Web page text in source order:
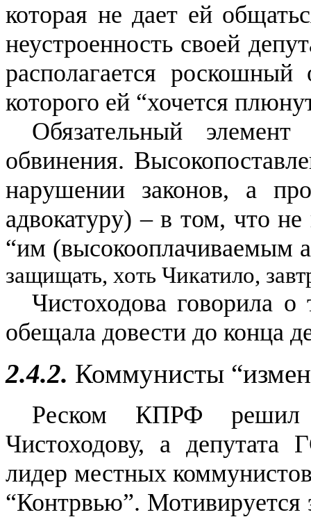
которая не дает ей
неустроенность своей
располагается
которого ей “хочется
Обязательный
обвинения.
нарушении законов, а
адвокатуру) – в том, что
“им (высокооплачиваемым
защищать, хоть Чикатило,
Чистоходова говорила
обещала довести до конца
2.4.2. Коммунисты
Реском КПРФ решил
Чистоходову, а
лидер местных
“Контрвью”.